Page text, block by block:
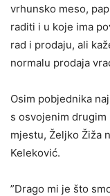
vrhunsko meso,
raditi i u koje ima
rad i prodaju, ali
normalu prodaja
Osim pobjednika
s osvojenim
mjestu, Željko Žiža
Keleković.
”Drago mi je što